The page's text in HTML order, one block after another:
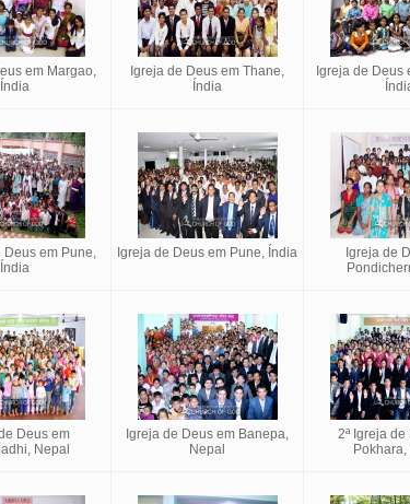
em Margao,
Índia
Igreja de Deus em Thane,
Índia
Igreja de Deus
Deus em Pune,
Índia
Igreja de Deus em Pune, Índia
Igreja de
Deus em
Nepal
Igreja de Deus em Banepa,
Nepal
2ª Igreja de
Pokhara,